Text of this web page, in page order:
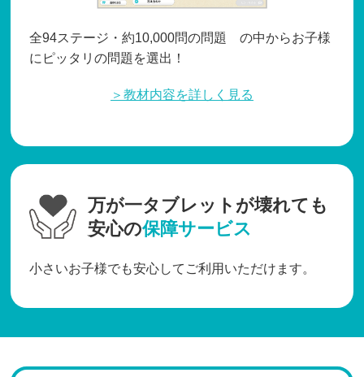
全94ステージ・約10,000問の問題 の中からお子様
にピッタリの問題を選出！
＞教材内容を詳しく見る
万が一タブレットが壊れても
安心の保障サービス
小さいお子様でも安心してご利用いただけます。